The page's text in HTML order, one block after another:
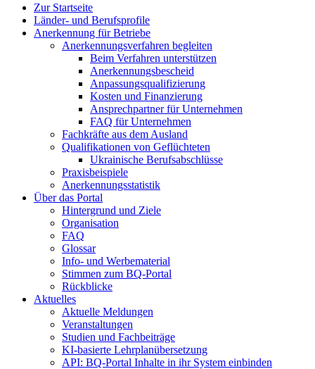
Zur Startseite
Länder- und Berufsprofile
Anerkennung für Betriebe
Anerkennungsverfahren begleiten
Beim Verfahren unterstützen
Anerkennungsbescheid
Anpassungsqualifizierung
Kosten und Finanzierung
Ansprechpartner für Unternehmen
FAQ für Unternehmen
Fachkräfte aus dem Ausland
Qualifikationen von Geflüchteten
Ukrainische Berufsabschlüsse
Praxisbeispiele
Anerkennungsstatistik
Über das Portal
Hintergrund und Ziele
Organisation
FAQ
Glossar
Info- und Werbematerial
Stimmen zum BQ-Portal
Rückblicke
Aktuelles
Aktuelle Meldungen
Veranstaltungen
Studien und Fachbeiträge
KI-basierte Lehrplanübersetzung
API: BQ-Portal Inhalte in ihr System einbinden